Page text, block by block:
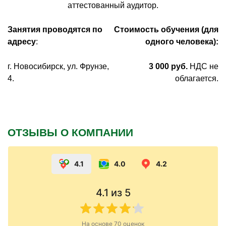
аттестованный аудитор.
Занятия проводятся по
адресу:
г. Новосибирск, ул. Фрунзе,
4.
Стоимость обучения (для
одного человека):
3 000 руб. НДС не
облагается.
ОТЗЫВЫ О КОМПАНИИ
4.1 4.0 4.2
4.1 из 5
На основе 70 оценок